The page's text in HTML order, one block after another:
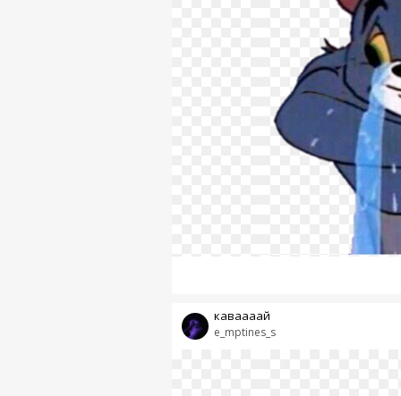
e_mptines_s
каваааай